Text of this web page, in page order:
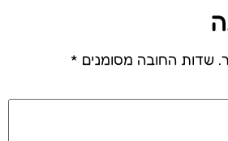
שדות החובה מסומנים *